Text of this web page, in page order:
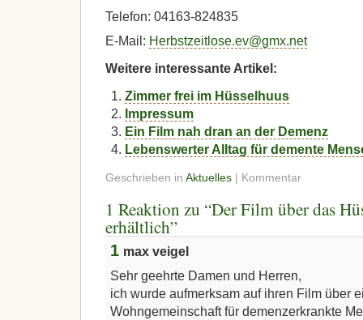
Telefon: 04163-824835
E-Mail: Herbstzeitlose.ev@gmx.net
Weitere interessante Artikel:
Zimmer frei im Hüsselhuus
Impressum
Ein Film nah dran an der Demenz
Lebenswerter Alltag für demente
Geschrieben in Aktuelles | Kommentar
1 Reaktion zu “Der Film über das
erhältlich”
1 max veigel
Sehr geehrte Damen und Herren,
ich wurde aufmerksam auf ihren Film über
Wohngemeinschaft für demenzerkrankte